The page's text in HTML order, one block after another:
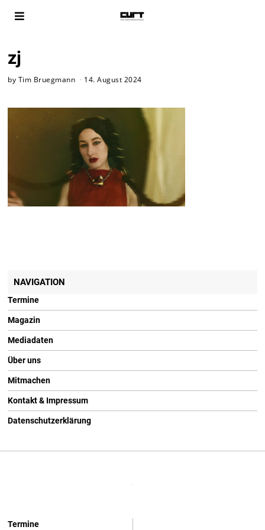
zj
by Tim Bruegmann 14. August 2024
NAVIGATION
Termine
Magazin
Mediadaten
Über uns
Mitmachen
Kontakt & Impressum
Datenschutzerklärung
Termine